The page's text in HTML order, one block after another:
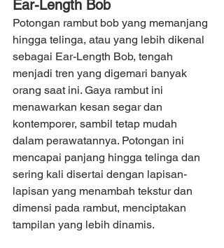
Ear-Length Bob
Potongan rambut bob yang memanjang
hingga telinga, atau yang lebih dikenal
sebagai Ear-Length Bob, tengah
menjadi tren yang digemari banyak
orang saat ini. Gaya rambut ini
menawarkan kesan segar dan
kontemporer, sambil tetap mudah
dalam perawatannya. Potongan ini
mencapai panjang hingga telinga dan
sering kali disertai dengan lapisan-
lapisan yang menambah tekstur dan
dimensi pada rambut, menciptakan
tampilan yang lebih dinamis.